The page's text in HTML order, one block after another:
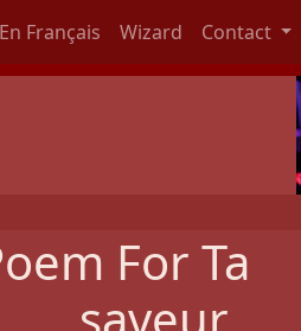
Français Wizard Contact
For Ta